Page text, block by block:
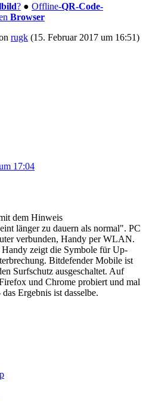
? ● Offline-QR-Code-
Browser
rugk (15. Februar 2017 um 16:51)
17:04
dem Hinweis
länger zu dauern als normal". PC
verbunden, Handy per WLAN.
zeigt die Symbole für Up-
Bitdefender Mobile ist
Surfschutz ausgeschaltet. Auf
und Chrome probiert und mal
Ergebnis ist dasselbe.